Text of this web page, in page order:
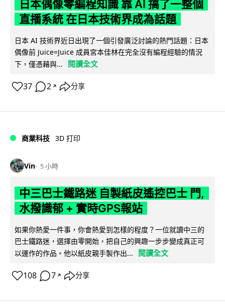
日本偶像零編程知識 靠 AI 搞了一整個
直播系統 在日本技術界成為話題
日本 AI 技術界近日出現了一個引發廣泛討論的熱門話題：日本
偶像前 Juice=Juice 成員宮本佳林在完全沒有編程經驗的情況
下，僅憑藉與...
閱讀全文
37 2 ↗ 分享
商業科技 3D 打印
Vin 5 小時
中三巴士鐵路迷 自製紙皮遙控巴士 門,
水撥識郁 + 實時GPS報站
如果你熱愛一件事，你會熱愛到怎樣的程度？一位就讀中三的
巴士鐵路迷，選擇由零開始，把自己的興趣一步步變成真正可
以運作的作品。他以紙皮親手製作出...
閱讀全文
108 7 ↗ 分享